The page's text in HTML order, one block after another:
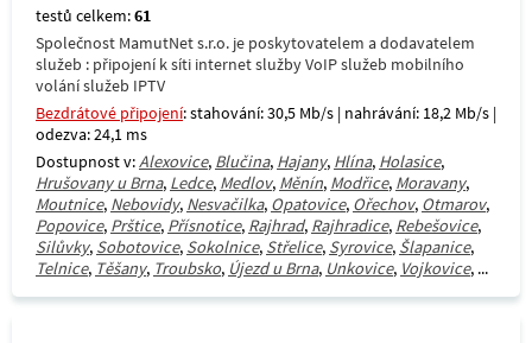
testů celkem:61
Společnost MamutNet s.r.o. je poskytovatelem a dodavatelem
služeb : připojení k síti internet služby VoIP služeb mobilního
volání služeb IPTV
Bezdrátové připojení: stahování: 30,5 Mb/s | nahrávání: 18,2 Mb/s |
odezva: 24,1 ms
Dostupnost v:Alexovice, Blučina, Hajany, Hlína, Holasice,
Hrušovany u Brna, Ledce, Medlov, Měnín, Modřice, Moravany,
Moutnice, Nebovidy, Nesvačilka, Opatovice, Ořechov, Otmarov,
Popovice, Prštice, Přísnotice, Rajhrad, Rajhradice, Rebešovice,
Silůvky, Sobotovice, Sokolnice, Střelice, Syrovice, Šlapanice,
Telnice, Těšany, Troubsko, Újezd u Brna, Unkovice, Vojkovice, ...